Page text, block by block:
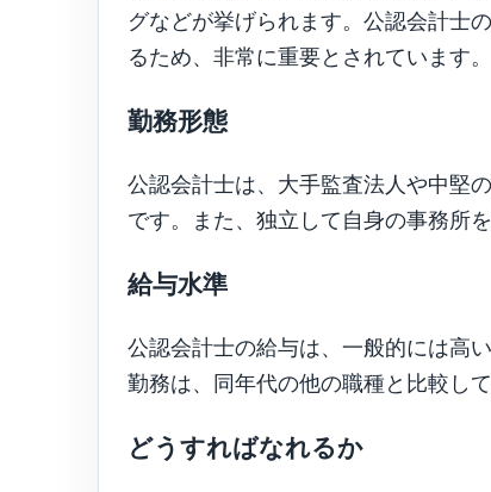
グなどが挙げられます。公認会計士
るため、非常に重要とされています。
勤務形態
公認会計士は、大手監査法人や中堅
です。また、独立して自身の事務所
給与水準
公認会計士の給与は、一般的には高
勤務は、同年代の他の職種と比較し
どうすればなれるか